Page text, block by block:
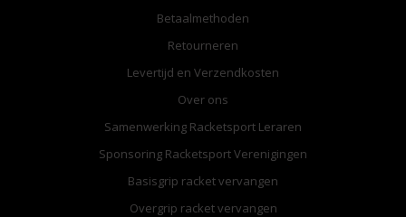
Betaalmethoden
Retourneren
Levertijd en Verzendkosten
Over ons
Samenwerking Racketsport Leraren
Sponsoring Racketsport Verenigingen
Basisgrip racket vervangen
Overgrip racket vervangen